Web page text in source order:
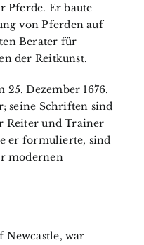
Pferde. Er baute
von Pferden auf
Berater für
der Reitkunst.
Dezember 1676.
seine Schriften sind
Reiter und Trainer
er formulierte, sind
modernen
Newcastle, war